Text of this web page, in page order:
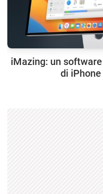
iMazing: un
di